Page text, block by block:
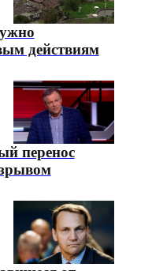
действиям
перенос